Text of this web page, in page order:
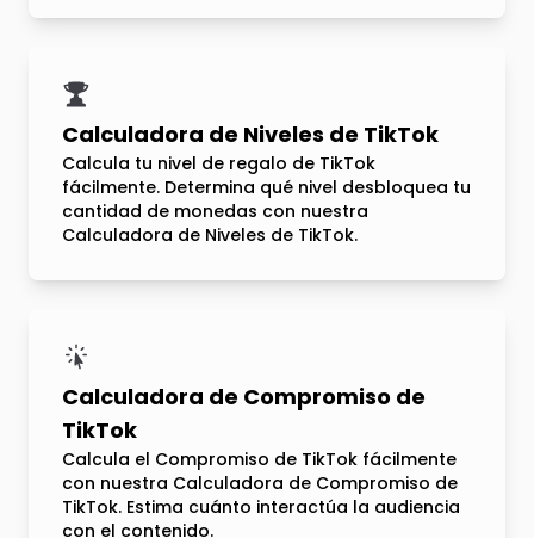
Calculadora de Niveles de TikTok
Calcula tu nivel de regalo de TikTok
fácilmente. Determina qué nivel desbloquea tu
cantidad de monedas con nuestra
Calculadora de Niveles de TikTok.
Calculadora de Compromiso de
TikTok
Calcula el Compromiso de TikTok fácilmente
con nuestra Calculadora de Compromiso de
TikTok. Estima cuánto interactúa la audiencia
con el contenido.